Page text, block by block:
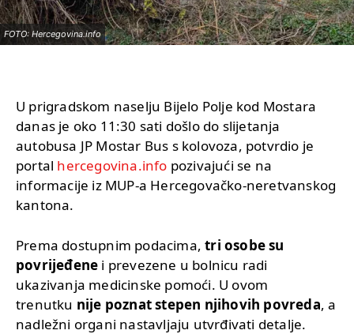
FOTO: Hercegovina.info
U prigradskom naselju Bijelo Polje kod Mostara
danas je oko 11:30 sati došlo do slijetanja
autobusa JP Mostar Bus s kolovoza, potvrdio je
portal hercegovina.info pozivajući se na
informacije iz MUP-a Hercegovačko-neretvanskog
kantona.
Prema dostupnim podacima,tri osobe su
povrijeđene i prevezene u bolnicu radi
ukazivanja medicinske pomoći. U ovom
trenutku nije poznat stepen njihovih povreda, a
nadležni organi nastavljaju utvrđivati detalje.